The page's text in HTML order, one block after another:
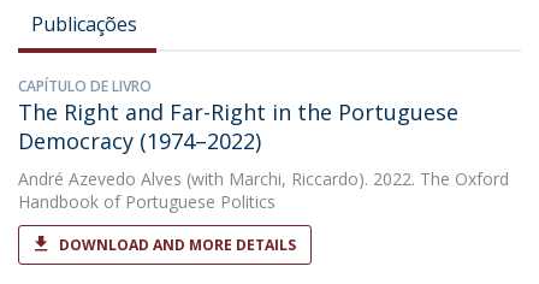
Publicações
CAPÍTULO DE LIVRO
The Right and Far-Right in the Portuguese
Democracy (1974–2022)
André Azevedo Alves (with Marchi, Riccardo). 2022. The Oxford
Handbook of Portuguese Politics
DOWNLOAD AND MORE DETAILS